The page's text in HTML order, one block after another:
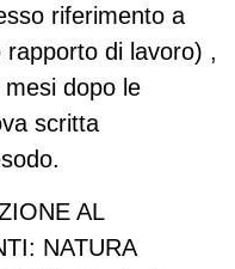
riferimento a
di lavoro) ,
dopo le
scritta
AL
NATURA